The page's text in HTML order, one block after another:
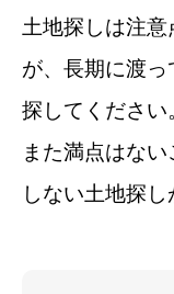
土地探しは注
が、長期に渡
探してください
また満点はな
しない土地探し